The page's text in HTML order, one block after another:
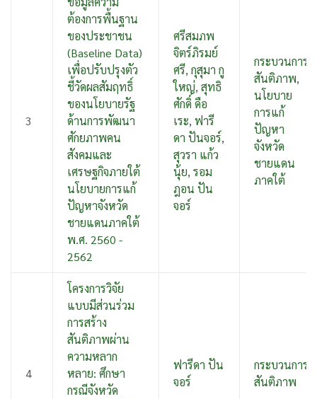
3
ต้องการพื้นฐาน
ของประชาชน
(Baseline Data)
เพื่อปรับปรุงตัว
ชี้วัดผลสัมฤทธิ์
ของนโยบายรัฐ
ด้านการพัฒนา
ศักยภาพคน
สังคมและ
เศรษฐกิจภายใต้
นโยบายการแก้
ปัญหาจังหวัด
ชายแดนภาคใต้
พ.ศ. 2560 -
2562
ศรีสมภพ
จิตร์ภิรมย์
ศรี, กุสุมา กู
ใหญ่, สุทธิ
ศักดิ์ ดือ
เระ, ฟารี
ดา ปันจอร์,
สุวรา แก้ว
นุ้ย, รอม
ฎอน ปัน
จอร์
กระบวนการ
สันติภาพ,
นโยบาย
การแก้
ปัญหา
จังหวัด
ชายแดน
ภาคใต้
4
โครงการวิจัย
แบบมีส่วนร่วม
การสร้าง
สันติภาพผ่าน
ความหลาก
หลาย: ศึกษา
กรณีจังหวัด
ฟารีดา ปัน
จอร์
กระบวนการ
สันติภาพ